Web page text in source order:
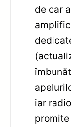
de car
iar